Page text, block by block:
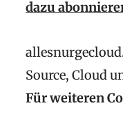
dazu
Source, Cloud
Für weiteren